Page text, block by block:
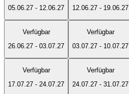
05.06.27 - 12.06.27
12.06.27 - 19.06.27
Verfügbar
26.06.27 - 03.07.27
Verfügbar
03.07.27 - 10.07.27
Verfügbar
17.07.27 - 24.07.27
Verfügbar
24.07.27 - 31.07.27